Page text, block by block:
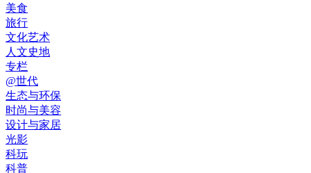
美食
旅行
文化艺术
人文史地
专栏
@世代
生态与环保
时尚与美容
设计与家居
光影
科玩
科普